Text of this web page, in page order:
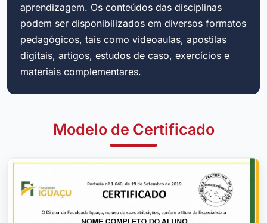
aprendizagem. Os conteúdos das disciplinas
podem ser disponibilizados em diversos formatos
pedagógicos, tais como videoaulas, apostilas
digitais, artigos, estudos de caso, exercícios e
materiais complementares.
Modelo de Certificado